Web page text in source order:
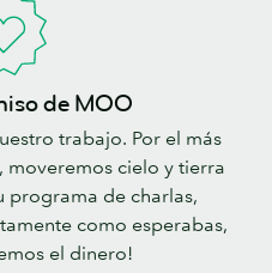
de MOO
trabajo. Por el más
cielo y tierra
programa de charlas,
como esperabas,
el dinero!